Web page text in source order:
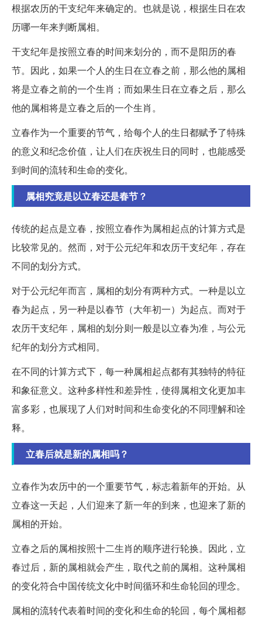
根据农历的干支纪年来确定的。也就是说，根据生日在农
历哪一年来判断属相。
干支纪年是按照立春的时间来划分的，而不是阳历的春
节。因此，如果一个人的生日在立春之前，那么他的属相
将是立春之前的一个生肖；而如果生日在立春之后，那么
他的属相将是立春之后的一个生肖。
立春作为一个重要的节气，给每个人的生日都赋予了特殊
的意义和纪念价值，让人们在庆祝生日的同时，也能感受
到时间的流转和生命的变化。
属相究竟是以立春还是春节？
传统的起点是立春，按照立春作为属相起点的计算方式是
比较常见的。然而，对于公元纪年和农历干支纪年，存在
不同的划分方式。
对于公元纪年而言，属相的划分有两种方式。一种是以立
春为起点，另一种是以春节（大年初一）为起点。而对于
农历干支纪年，属相的划分则一般是以立春为准，与公元
纪年的划分方式相同。
在不同的计算方式下，每一种属相起点都有其独特的特征
和象征意义。这种多样性和差异性，使得属相文化更加丰
富多彩，也展现了人们对时间和生命变化的不同理解和诠
释。
立春后就是新的属相吗？
立春作为农历中的一个重要节气，标志着新年的开始。从
立春这一天起，人们迎来了新一年的到来，也迎来了新的
属相的开始。
立春之后的属相按照十二生肖的顺序进行轮换。因此，立
春过后，新的属相就会产生，取代之前的属相。这种属相
的变化符合中国传统文化中时间循环和生命轮回的理念。
属相的流转代表着时间的变化和生命的轮回，每个属相都